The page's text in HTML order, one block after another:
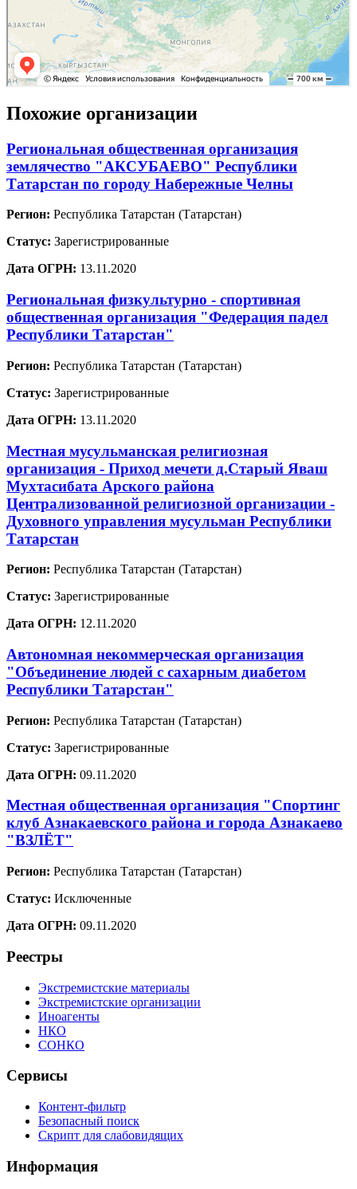
Похожие организации
Региональная общественная организация
землячество "АКСУБАЕВО" Республики
Татарстан по городу Набережные Челны
Регион: Республика Татарстан (Татарстан)
Статус: Зарегистрированные
Дата ОГРН: 13.11.2020
Региональная физкультурно - спортивная
общественная организация "Федерация падел
Республики Татарстан"
Регион: Республика Татарстан (Татарстан)
Статус: Зарегистрированные
Дата ОГРН: 13.11.2020
Местная мусульманская религиозная
организация - Приход мечети д.Старый Яваш
Мухтасибата Арского района
Централизованной религиозной организации -
Духовного управления мусульман Республики
Татарстан
Регион: Республика Татарстан (Татарстан)
Статус: Зарегистрированные
Дата ОГРН: 12.11.2020
Автономная некоммерческая организация
"Объединение людей с сахарным диабетом
Республики Татарстан"
Регион: Республика Татарстан (Татарстан)
Статус: Зарегистрированные
Дата ОГРН: 09.11.2020
Местная общественная организация "Спортинг
клуб Азнакаевского района и города Азнакаево
"ВЗЛЁТ"
Регион: Республика Татарстан (Татарстан)
Статус: Исключенные
Дата ОГРН: 09.11.2020
Реестры
Экстремистские материалы
Экстремистские организации
Иноагенты
НКО
СОНКО
Сервисы
Контент-фильтр
Безопасный поиск
Скрипт для слабовидящих
Информация